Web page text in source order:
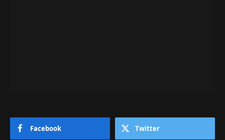
Facebook Twitter